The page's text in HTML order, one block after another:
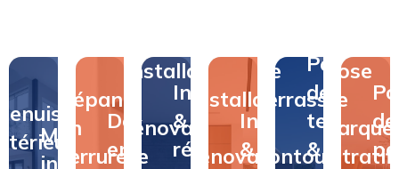
Menuiserie
intérieure
Dépannage
en
Dépannage
en
serrurerie
Installation
&
rénovation
Installation
rénovation
de
Installation
&
Installation
rénovation
Pose
de
terrasse
&
de
terrasse
contour
de
Pose
de